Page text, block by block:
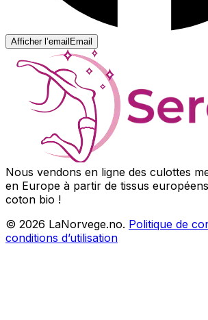
Afficher l’emailEmail
Nous vendons en ligne des culottes
en Europe à partir de tissus
coton bio !
© 2026 LaNorvege.no. Politique de
conditions d’utilisation